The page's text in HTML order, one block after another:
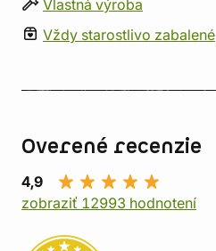
Vlastná výroba
Vždy starostlivo zabalené
Overené recenzie
4,9
zobraziť 12993 hodnotení